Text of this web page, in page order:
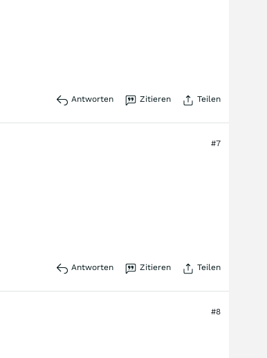
Antworten Zitieren Teilen
#7
Antworten Zitieren Teilen
#8